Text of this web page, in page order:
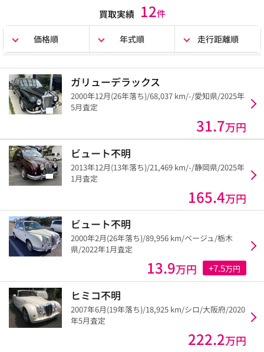
買取実績 12件
価格順 年式順 走行距離順
ガリューデラックス
2000年12月(26年落ち)/68,037 km/-/愛知県/2025年
5月査定
31.7万円
ビュート不明
2013年12月(13年落ち)/21,469 km/-/静岡県/2025年
1月査定
165.4万円
ビュート不明
2000年2月(26年落ち)/89,956 km/ベージュ/栃木
県/2022年1月査定
13.9万円 +7.5万円
ヒミコ不明
2007年6月(19年落ち)/18,925 km/シロ/大阪府/2020
年5月査定
222.2万円